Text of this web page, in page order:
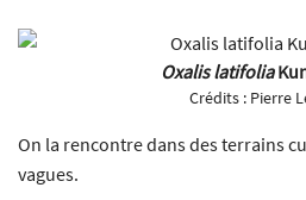
Oxalis latifolia
Crédits : Pierre
On la rencontre dans des terrains
vagues.